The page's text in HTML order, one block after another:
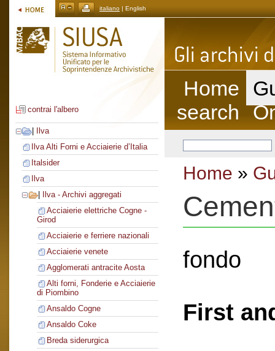
italiano | English
contrai l'albero
Ilva
Ilva Alti Forni e Acciaierie d’Italia
Italsider
Ilva
Ilva - Archivi aggregati
Acciaierie elettriche Cogne -
Girod
Acciaierie e ferriere nazionali
Acciaierie venete
Agglomerati antracite Aosta
Alti forni, Fonderie e Acciaierie
di Piombino
Ansaldo Cogne
Ansaldo Coke
Breda siderurgica
Home
search
Home »
fondo
First